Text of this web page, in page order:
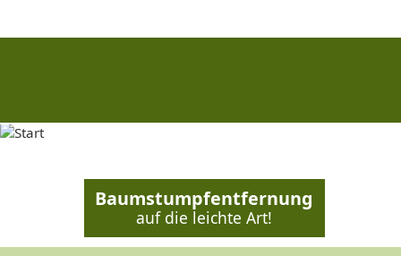
Baumstumpfentfernung
auf die leichte Art!